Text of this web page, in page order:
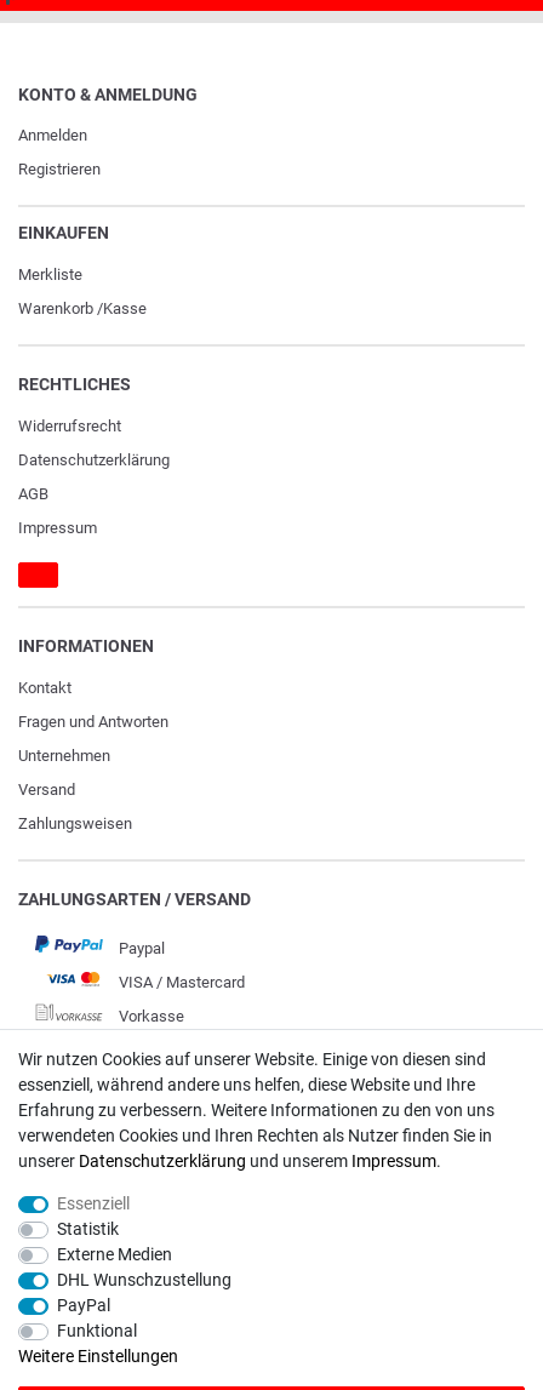
KONTO & ANMELDUNG
Anmelden
Registrieren
EINKAUFEN
Merkliste
Warenkorb /Kasse
RECHTLICHES
Widerrufs­recht
Daten­schutz­erklärung
AGB
Impressum
INFORMATIONEN
Kontakt
Fragen und Antworten
Unternehmen
Versand
Zahlungsweisen
ZAHLUNGSARTEN / VERSAND
Paypal
VISA / Mastercard
Vorkasse
DHL
Deutsche Post
Bei Fragen wenden Sie sich direkt an unser Service-Team.
info@rasentraktoren-motoren.de
MA-Versand GmbH, 53925 Kall, In der Laach 1-3
Wir nutzen Cookies auf unserer Website. Einige von diesen sind
essenziell, während andere uns helfen, diese Website und Ihre
Erfahrung zu verbessern. Weitere Informationen zu den von uns
verwendeten Cookies und Ihren Rechten als Nutzer finden Sie in
unserer Daten­schutz­erklärung und unserem Impressum.
Essenziell
Statistik
Externe Medien
DHL Wunschzustellung
PayPal
Funktional
Weitere Einstellungen